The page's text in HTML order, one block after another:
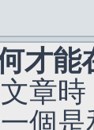
才能
章
個